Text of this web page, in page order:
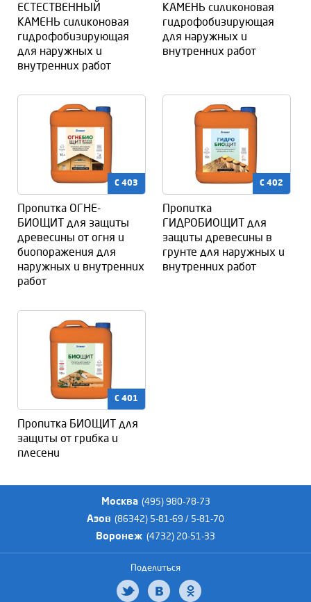
ЕСТЕСТВЕННЫЙ
КАМЕНЬ силиконовая
гидрофобизирующая
для наружных и
внутренних работ
КАМЕНЬ силиконовая
гидрофобизирующая
для наружных и
внутренних работ
C 403
Пропитка ОГНЕ-
БИОЩИТ для защиты
древесины от огня и
биопоражения для
наружных и внутренних
работ
C 402
Пропитка
ГИДРОБИОЩИТ для
защиты древесины в
грунте для наружных и
внутренних работ
C 401
Пропитка БИОЩИТ для
защиты от грибка и
плесени
Москва (495) 980-78-73
Азов (86342) 5-81-69 / 5-81-70
Воронеж (4732) 20-51-33
Поделиться